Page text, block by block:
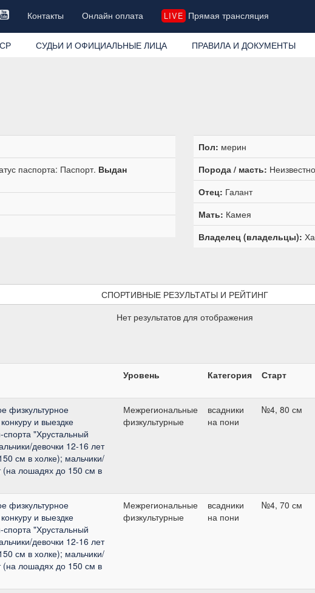
Контакты Онлайн оплата LIVE Прямая трансляция
СУДЬИ И ОФИЦИАЛЬНЫЕ ЛИЦА ПРАВИЛА И ДОКУМЕНТЫ
паспорта: Паспорт. Выдан
Пол: мерин
Порода / масть:
Отец: Галант
Мать: Камея
Владелец (владельцы):
СПОРТИВНЫЕ РЕЗУЛЬТАТЫ И РЕЙТИНГ
Нет результатов для отображения
Уровень Категория Старт
физкультурное
и выездке
"Хрустальный
девочки 12-16 лет
см в холке); мальчики/
(на лошадях до 150 см в
Межрегиональные
физкультурные
всадники
на пони
№4, 80 см
физкультурное
и выездке
"Хрустальный
девочки 12-16 лет
см в холке); мальчики/
(на лошадях до 150 см в
Межрегиональные
физкультурные
всадники
на пони
№4, 70 см